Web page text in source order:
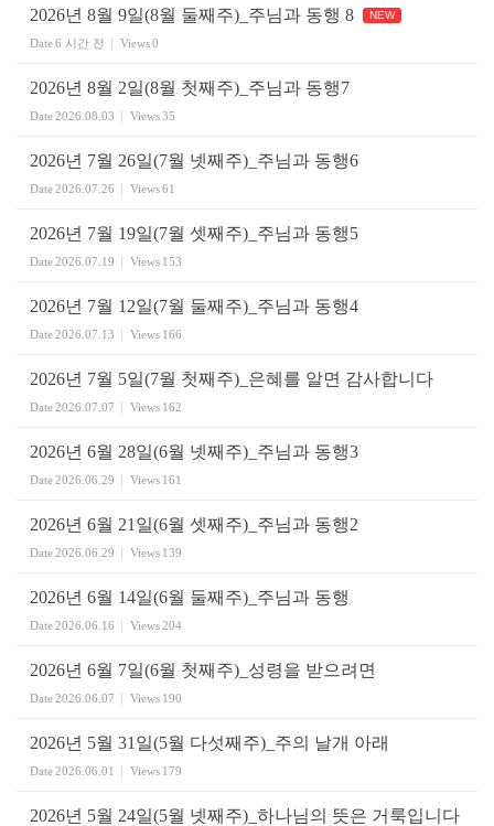
2026년 8월 9일(8월 둘째주)_주님과 동행 8 NEW
Date6 시간 전 Views0
2026년 8월 2일(8월 첫째주)_주님과 동행7
Date2026.08.03 Views35
2026년 7월 26일(7월 넷째주)_주님과 동행6
Date2026.07.26 Views61
2026년 7월 19일(7월 셋째주)_주님과 동행5
Date2026.07.19 Views 153
2026년 7월 12일(7월 둘째주)_주님과 동행4
Date2026.07.13 Views 166
2026년 7월 5일(7월 첫째주)_은혜를 알면 감사합니다
Date2026.07.07 Views 162
2026년 6월 28일(6월 넷째주)_주님과 동행3
Date2026.06.29 Views 161
2026년 6월 21일(6월 셋째주)_주님과 동행2
Date2026.06.29 Views 139
2026년 6월 14일(6월 둘째주)_주님과 동행
Date2026.06.16 Views204
2026년 6월 7일(6월 첫째주)_성령을 받으려면
Date2026.06.07 Views 190
2026년 5월 31일(5월 다섯째주)_주의 날개 아래
Date2026.06.01 Views 179
2026년 5월 24일(5월 넷째주)_하나님의 뜻은 거룩입니다